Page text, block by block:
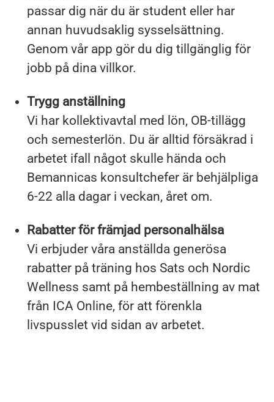
passar dig när du är student eller har
annan huvudsaklig sysselsättning.
Genom vår app gör du dig tillgänglig för
jobb på dina villkor.
Trygg anställning
Vi har kollektivavtal med lön, OB-tillägg
och semesterlön. Du är alltid försäkrad i
arbetet ifall något skulle hända och
Bemannicas konsultchefer är behjälpliga
6-22 alla dagar i veckan, året om.
Rabatter för främjad personalhälsa
Vi erbjuder våra anställda generösa
rabatter på träning hos Sats och Nordic
Wellness samt på hembeställning av mat
från ICA Online, för att förenkla
livspusslet vid sidan av arbetet.